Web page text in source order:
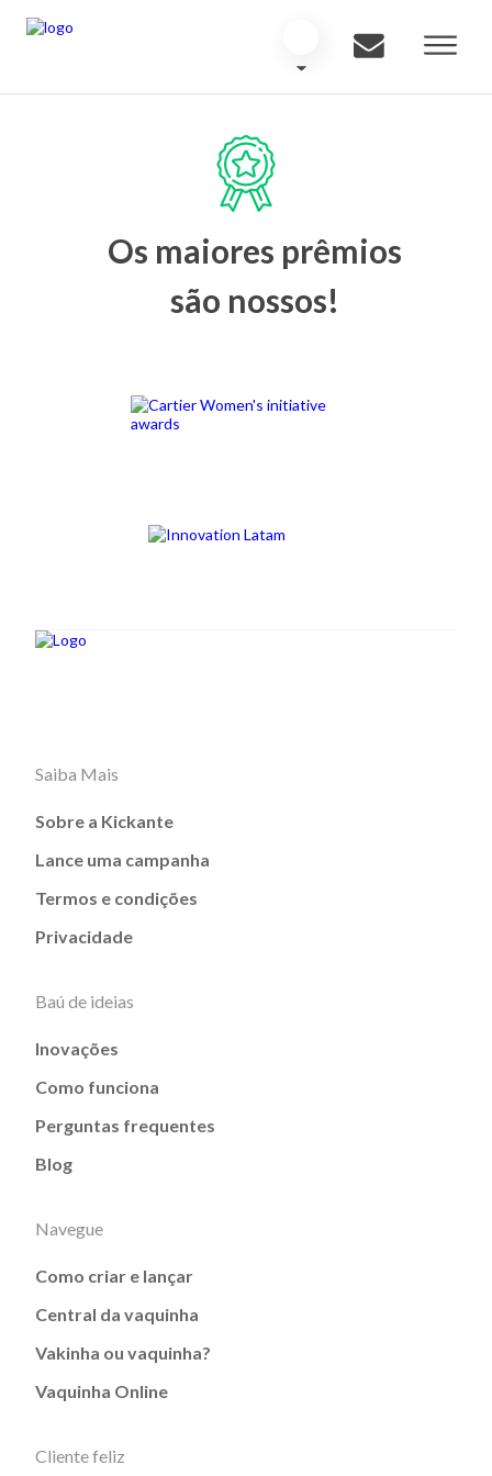
Os maiores prêmios
são nossos!
Saiba Mais
Sobre a Kickante
Lance uma campanha
Termos e condições
Privacidade
Baú de ideias
Inovações
Como funciona
Perguntas frequentes
Blog
Navegue
Como criar e lançar
Central da vaquinha
Vakinha ou vaquinha?
Vaquinha Online
Cliente feliz